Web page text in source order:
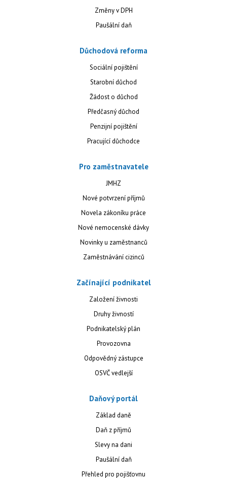
Změny v DPH
Paušální daň
Důchodová reforma
Sociální pojištění
Starobní důchod
Žádost o důchod
Předčasný důchod
Penzijní pojištění
Pracující důchodce
Pro zaměstnavatele
JMHZ
Nové potvrzení příjmů
Novela zákoníku práce
Nové nemocenské dávky
Novinky u zaměstnanců
Zaměstnávání cizinců
Začínající podnikatel
Založení živnosti
Druhy živností
Podnikatelský plán
Provozovna
Odpovědný zástupce
OSVČ vedlejší
Daňový portál
Základ daně
Daň z příjmů
Slevy na dani
Paušální daň
Přehled pro pojišťovnu